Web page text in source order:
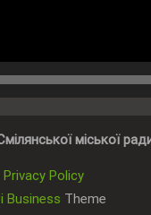
міської
Policy
Business Theme